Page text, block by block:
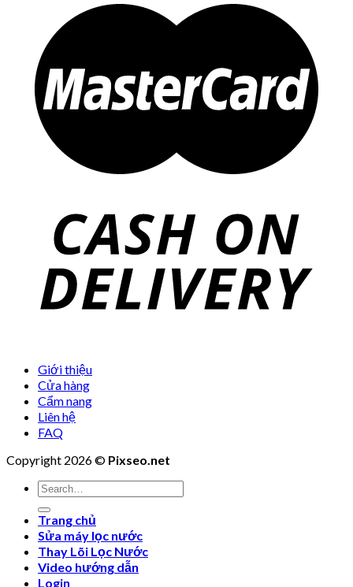
Giới thiệu
Cửa hàng
Cẩm nang
Liên hệ
FAQ
Copyright 2026 © Pixseo.net
Search
for:
Trang chủ
Sửa máy lọc nước
Thay Lõi Lọc Nước
Video hướng dẫn
Login